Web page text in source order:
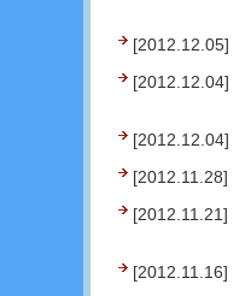
[2012.12.05]
[2012.12.04]
[2012.12.04]
[2012.11.28]
[2012.11.21]
[2012.11.16]